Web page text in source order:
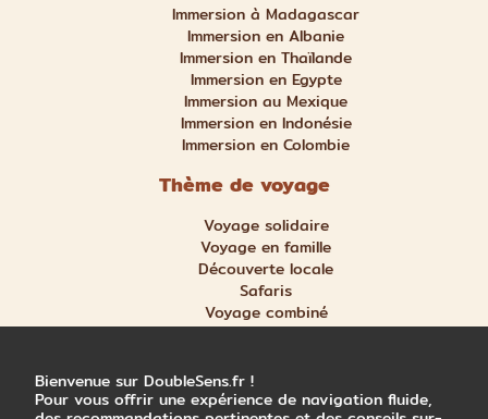
Immersion à Madagascar
Immersion en Albanie
Immersion en Thaïlande
Immersion en Egypte
Immersion au Mexique
Immersion en Indonésie
Immersion en Colombie
Thème de voyage
Voyage solidaire
Voyage en famille
Découverte locale
Safaris
Voyage combiné
Nature et aventure
Bienvenue sur DoubleSens.fr !
Pour vous offrir une expérience de navigation fluide,